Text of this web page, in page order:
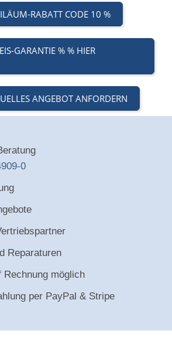
RABATT CODE 10 %
GARANTIE % % HIER
ANGEBOT ANFORDERN
0
Reparaturen
Rechnung möglich
per PayPal & Stripe